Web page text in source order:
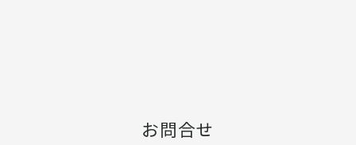
お問合せ